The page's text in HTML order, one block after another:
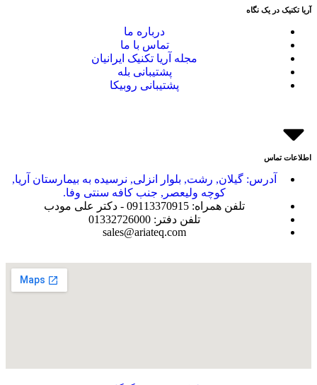
آریا تکنیک در یک نگاه
درباره ما
تماس با ما
مجله آریا تکنیک ایرانیان
پشتیبانی بله
پشتیبانی روبیکا
اطلاعات تماس
آدرس: گیلان, رشت, بلوار انزلی, نرسیده به بیمارستان آریا,
کوچه ولیعصر, جنب کافه سنتی وفا.
تلفن همراه: 09113370915 - دکتر علی مودب
تلفن دفتر: 01332726000
sales@ariateq.com